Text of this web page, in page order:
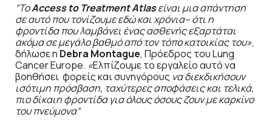
“ΤοAccess to TreatmentAtlasείναι μια απάντηση
σε αυτό που τονίζουμε εδώ και χρόνια– ότι η
φροντίδα που λαμβάνει ένας ασθενής εξαρτάται
ακόμα σε μεγάλο βαθμό από τον τόπο κατοικίας του»,
δήλωσε η Debra Montague, Πρόεδρος του Lung
Cancer Europe. «Ελπίζουμε το εργαλείο αυτό να
βοηθήσει φορείς και συνηγόρους να διεκδικήσουν
ισότιμη πρόσβαση, ταχύτερες αποφάσεις και τελικά,
πιο δίκαιη φροντίδα για όλους όσους ζουν με καρκίνο
του πνεύμονα“